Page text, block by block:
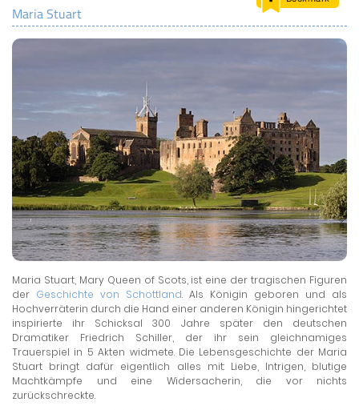
ENGLAND ZUHAUSE
BRITISH SHOP
Maria Stuart
Maria Stuart, Mary Queen of Scots, ist eine der tragischen Figuren
der Geschichte von Schottland. Als Königin geboren und als
Hochverräterin durch die Hand einer anderen Königin hingerichtet
inspirierte ihr Schicksal 300 Jahre später den deutschen
Dramatiker Friedrich Schiller, der ihr sein gleichnamiges
Trauerspiel in 5 Akten widmete. Die Lebensgeschichte der Maria
Stuart bringt dafür eigentlich alles mit: Liebe, Intrigen, blutige
Machtkämpfe und eine Widersacherin, die vor nichts
zurückschreckte.